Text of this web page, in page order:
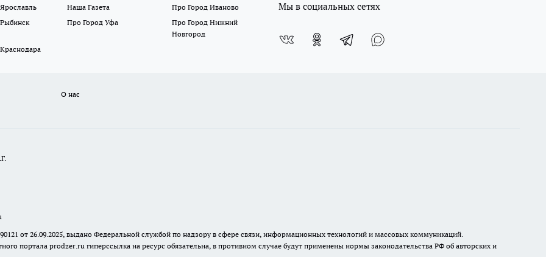
Наша Газета
Про Город Иваново
Про Город Уфа
Про Город Нижний
Новгород
Мы в социальных сетях
О нас
от 26.09.2025, выдано Федеральной службой по надзору в сфере связи, информационных технологий и массовых коммуникаций.
портала prodzer.ru гиперссылка на ресурс обязательна, в противном случае будут применены нормы законодательства РФ об авторских и